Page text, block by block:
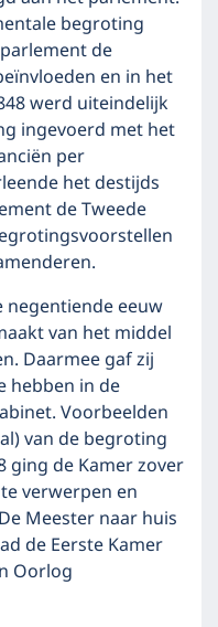
begroting
de
en in het
werd uiteindelijk
ingevoerd met het
per
het destijds
de Tweede
negentiende eeuw
van het middel
Daarmee gaf zij
hebben in de
Voorbeelden
van de begroting
ging de Kamer zover
verwerpen en
Meester naar huis
de Eerste Kamer
Oorlog